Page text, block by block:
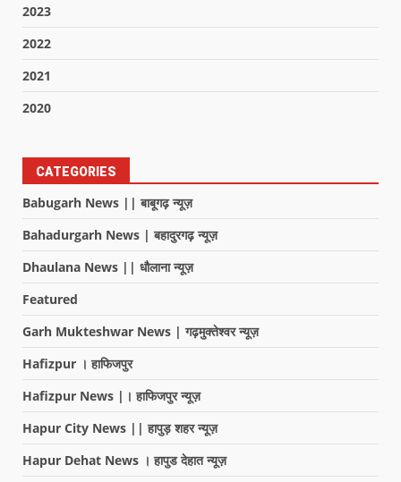
2023
2022
2021
2020
CATEGORIES
Babugarh News || बाबूगढ़ न्यूज़
Bahadurgarh News | बहादुरगढ़ न्यूज़
Dhaulana News || धौलाना न्यूज़
Featured
Garh Mukteshwar News | गढ़मुक्तेश्वर न्यूज़
Hafizpur । हाफिजपुर
Hafizpur News |। हाफिजपुर न्यूज़
Hapur City News || हापुड़ शहर न्यूज़
Hapur Dehat News । हापुड देहात न्यूज़